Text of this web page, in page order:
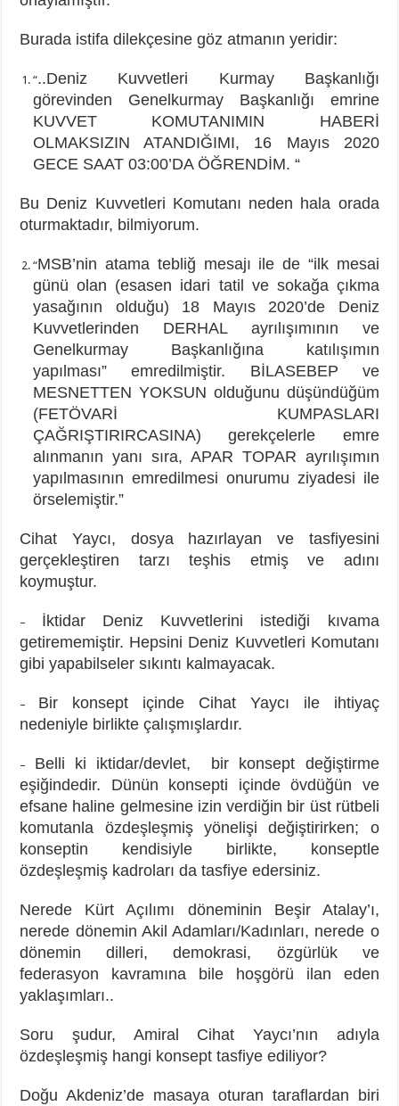
Burada istifa dilekçesine göz atmanın yeridir:
“..Deniz Kuvvetleri Kurmay Başkanlığı
görevinden Genelkurmay Başkanlığı emrine
KUVVET KOMUTANIMIN HABERİ
OLMAKSIZIN ATANDIĞIMI, 16 Mayıs 2020
GECE SAAT 03:00’DA ÖĞRENDİM. “
Bu Deniz Kuvvetleri Komutanı neden hala orada
oturmaktadır, bilmiyorum.
“MSB’nin atama tebliğ mesajı ile de “ilk mesai
günü olan (esasen idari tatil ve sokağa çıkma
yasağının olduğu) 18 Mayıs 2020’de Deniz
Kuvvetlerinden DERHAL ayrılışımının ve
Genelkurmay Başkanlığına katılışımın
yapılması” emredilmiştir. BİLASEBEP ve
MESNETTEN YOKSUN olduğunu düşündüğüm
(FETÖVARİ KUMPASLARI
ÇAĞRIŞTIRIRCASINA) gerekçelerle emre
alınmanın yanı sıra, APAR TOPAR ayrılışımın
yapılmasının emredilmesi onurumu ziyadesi ile
örselemiştir.”
Cihat Yaycı, dosya hazırlayan ve tasfiyesini
gerçekleştiren tarzı teşhis etmiş ve adını
koymuştur.
– İktidar Deniz Kuvvetlerini istediği kıvama
getirememiştir. Hepsini Deniz Kuvvetleri Komutanı
gibi yapabilseler sıkıntı kalmayacak.
– Bir konsept içinde Cihat Yaycı ile ihtiyaç
nedeniyle birlikte çalışmışlardır.
– Belli ki iktidar/devlet, bir konsept değiştirme
eşiğindedir. Dünün konsepti içinde övdüğün ve
efsane haline gelmesine izin verdiğin bir üst rütbeli
komutanla özdeşleşmiş yönelişi değiştirirken; o
konseptin kendisiyle birlikte, konseptle
özdeşleşmiş kadroları da tasfiye edersiniz.
Nerede Kürt Açılımı döneminin Beşir Atalay’ı,
nerede dönemin Akil Adamları/Kadınları, nerede o
dönemin dilleri, demokrasi, özgürlük ve
federasyon kavramına bile hoşgörü ilan eden
yaklaşımları..
Soru şudur, Amiral Cihat Yaycı’nın adıyla
özdeşleşmiş hangi konsept tasfiye ediliyor?
Doğu Akdeniz’de masaya oturan taraflardan biri